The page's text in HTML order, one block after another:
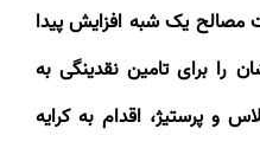
یک شبه افزایش پیدا
را برای تامین نقدینگی به
و پرستیژ، اقدام به کرایه